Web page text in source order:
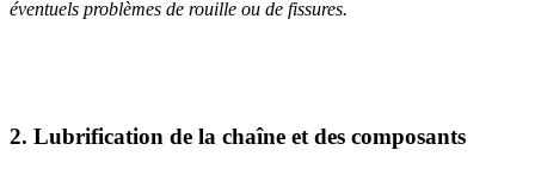
éventuels problèmes de rouille ou de fissures.
2. Lubrification de la chaîne et des composants